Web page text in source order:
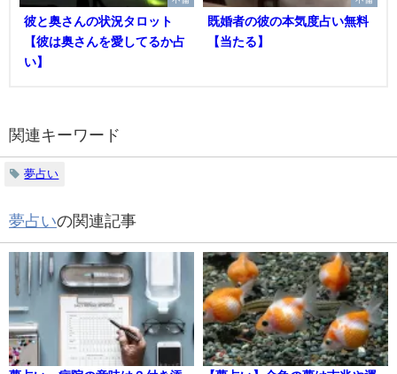
彼と奥さんの状況タロット
【彼は奥さんを愛してるか占
い】
既婚者の彼の本気度占い無料
【当たる】
関連キーワード
夢占い
夢占いの関連記事